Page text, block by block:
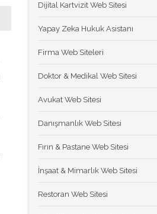
Dijital Kartvizit Web Sitesi
Yapay Zeka Hukuk Asistanı
Firma Web Siteleri
Doktor & Medikal Web Sitesi
Avukat Web Sitesi
Danışmanlık Web Sitesi
Fırın & Pastane Web Sitesi
İnşaat & Mimarlık Web Sitesi
Restoran Web Sitesi